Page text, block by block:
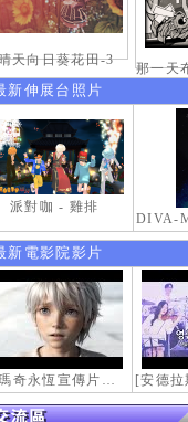
天向日葵花田-3
新伸展台照片
派對咖 - 雞排
新電影院影片
【瑪奇永恆宣傳片】最初的感動